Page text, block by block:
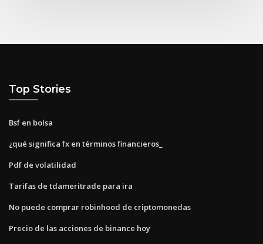
Top Stories
Bsf en bolsa
¿qué significa fx en términos financieros_
Pdf de volatilidad
Tarifas de tdameritrade para ira
No puede comprar robinhood de criptomonedas
Precio de las acciones de binance hoy